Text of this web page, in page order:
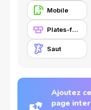
Mobile
Plates-formes
Saut
Ajoutez
page